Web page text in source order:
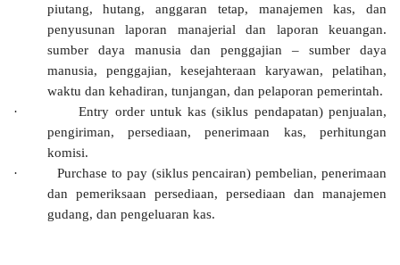
piutang, hutang, anggaran tetap, manajemen kas, dan
penyusunan laporan manajerial dan laporan keuangan.
sumber daya manusia dan penggajian – sumber daya
manusia, penggajian, kesejahteraan karyawan, pelatihan,
waktu dan kehadiran, tunjangan, dan pelaporan pemerintah.
·
Entry order untuk kas (siklus pendapatan) penjualan,
pengiriman, persediaan, penerimaan kas, perhitungan
komisi.
·
Purchase to pay (siklus pencairan) pembelian, penerimaan
dan pemeriksaan persediaan, persediaan dan manajemen
gudang, dan pengeluaran kas.